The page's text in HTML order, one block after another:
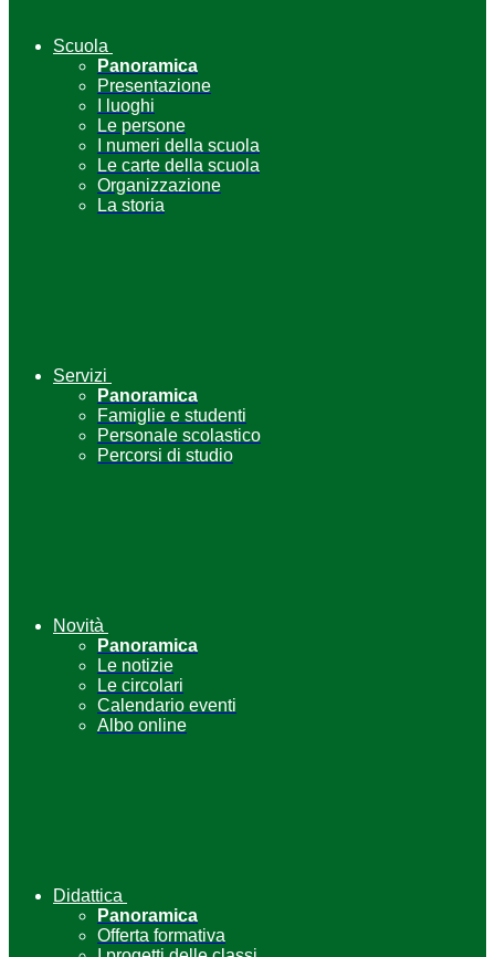
Scuola
Panoramica
Presentazione
I luoghi
Le persone
I numeri della scuola
Le carte della scuola
Organizzazione
La storia
Servizi
Panoramica
Famiglie e studenti
Personale scolastico
Percorsi di studio
Novità
Panoramica
Le notizie
Le circolari
Calendario eventi
Albo online
Didattica
Panoramica
Offerta formativa